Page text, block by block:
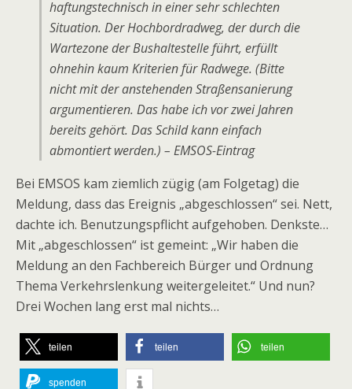
haftungstechnisch in einer sehr schlechten
Situation. Der Hochbordradweg, der durch die
Wartezone der Bushaltestelle führt, erfüllt
ohnehin kaum Kriterien für Radwege. (Bitte
nicht mit der anstehenden Straßensanierung
argumentieren. Das habe ich vor zwei Jahren
bereits gehört. Das Schild kann einfach
abmontiert werden.) – EMSOS-Eintrag
Bei EMSOS kam ziemlich zügig (am Folgetag) die
Meldung, dass das Ereignis „abgeschlossen“ sei. Nett,
dachte ich. Benutzungspflicht aufgehoben. Denkste…
Mit „abgeschlossen“ ist gemeint: „Wir haben die
Meldung an den Fachbereich Bürger und Ordnung
Thema Verkehrslenkung weitergeleitet.“ Und nun?
Drei Wochen lang erst mal nichts…
teilen teilen teilen
spenden